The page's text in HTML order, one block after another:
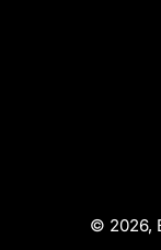
© 2026,